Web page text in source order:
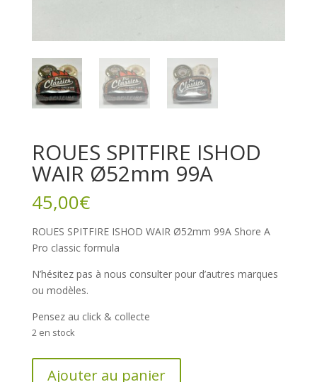
ROUES SPITFIRE ISHOD
WAIR Ø52mm 99A
45,00€
ROUES SPITFIRE ISHOD WAIR Ø52mm 99A Shore A
Pro classic formula
N’hésitez pas à nous consulter pour d’autres marques
ou modèles.
Pensez au click & collecte
2 en stock
Ajouter au panier